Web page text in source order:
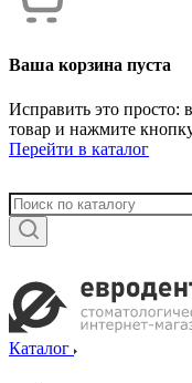
Ваша корзина пуста
Исправить это просто:
товар и нажмите
Перейти в каталог
Каталог